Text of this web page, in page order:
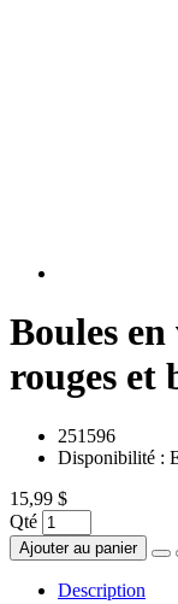
Boules
rouges et
251596
Disponibilité :
15,99 $
Qté
Ajouter au panier
Description